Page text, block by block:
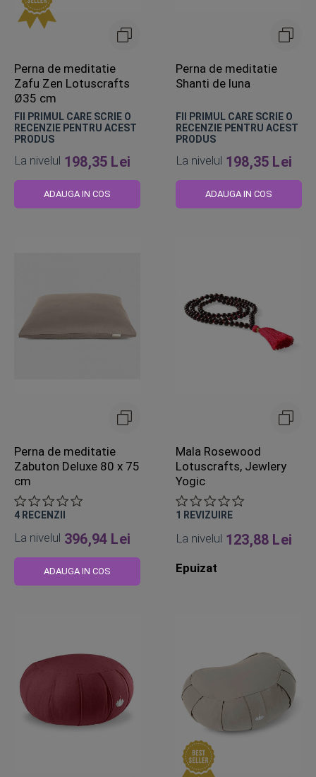
Perna de meditatie
Zafu Zen Lotuscrafts
Ø35 cm
FII PRIMUL CARE SCRIE O
RECENZIE PENTRU ACEST
PRODUS
La nivelul 198,35 Lei
ADAUGA IN COS
Perna de meditatie
Shanti de luna
FII PRIMUL CARE SCRIE O
RECENZIE PENTRU ACEST
PRODUS
La nivelul 198,35 Lei
ADAUGA IN COS
Perna de meditatie
Zabuton Deluxe 80 x 75
cm
4 RECENZII
La nivelul 396,94 Lei
ADAUGA IN COS
Mala Rosewood
Lotuscrafts, Jewlery
Yogic
1 REVIZUIRE
La nivelul 123,88 Lei
Epuizat